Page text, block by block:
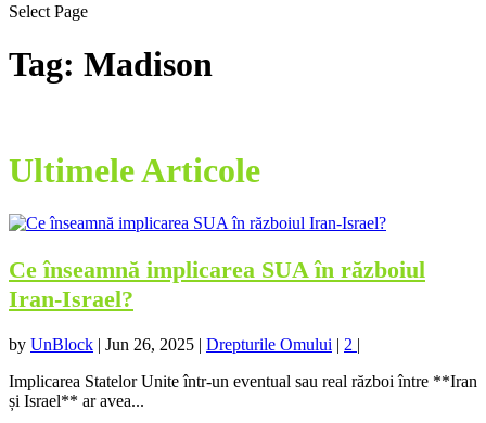
Select Page
Tag: Madison
Ultimele Articole
Ce înseamnă implicarea SUA în războiul
Iran-Israel?
by UnBlock | Jun 26, 2025 | Drepturile Omului | 2 |
Implicarea Statelor Unite într-un eventual sau real război între **Iran
și Israel** ar avea...